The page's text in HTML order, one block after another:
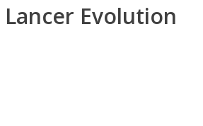
Lancer Evolution